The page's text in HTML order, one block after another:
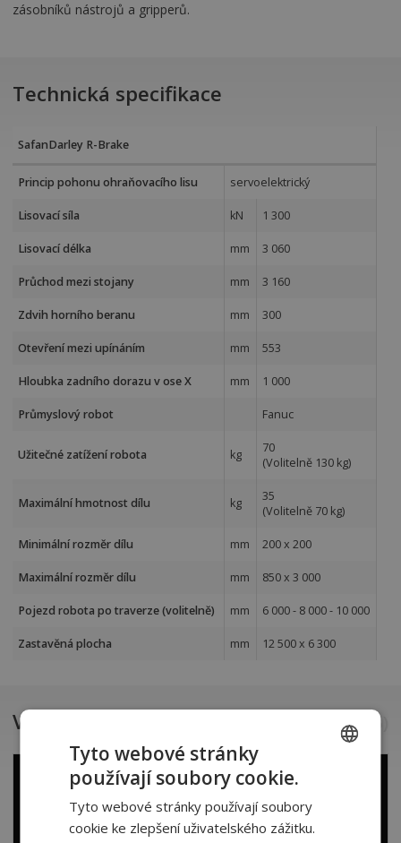
zásobníků nástrojů a gripperů.
Technická specifikace
SafanDarley R-Brake
Princip pohonu ohraňovacího lisu servoelektrický
Lisovací síla kN 1 300
Lisovací délka mm 3 060
Průchod mezi stojany mm 3 160
Zdvih horního beranu mm 300
Otevření mezi upínáním mm 553
Hloubka zadního dorazu v ose X mm 1 000
Průmyslový robot Fanuc
Užitečné zatížení robota kg
70
(Volitelně 130 kg)
Maximální hmotnost dílu kg
35
(Volitelně 70 kg)
Minimální rozměr dílu mm 200 x 200
Maximální rozměr dílu mm 850 x 3 000
Pojezd robota po traverze (volitelně) mm 6 000 - 8 000 - 10 000
Zastavěná plocha mm 12 500 x 6 300
Videa a reference (1z 3
SLOVAK
Tyto webové stránky
používají soubory cookie.
Tyto webové stránky používají soubory
cookie ke zlepšení uživatelského zážitku.